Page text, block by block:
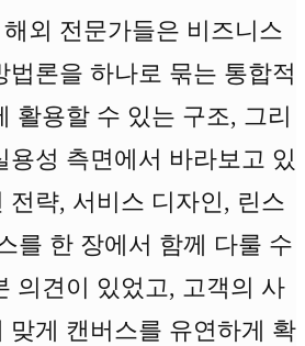
외 전문가들은 비즈니스
법론을 하나로 묶는 통합적
활용할 수 있는 구조, 그리
용성 측면에서 바라보고 있
전략, 서비스 디자인, 린스
를 한 장에서 함께 다룰 수
의견이 있었고, 고객의 사
맞게 캔버스를 유연하게 확